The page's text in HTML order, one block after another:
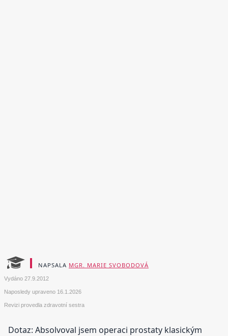
NAPSALA MGR. MARIE SVOBODOVÁ
Vydáno 27.9.2012
Naposledy upraveno 16.1.2026
Revizi provedla zdravotní sestra
Dotaz: Absolvoval jsem operaci prostaty klasickým